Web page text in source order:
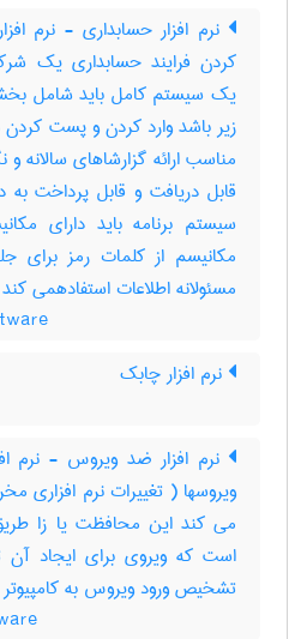
نرم افزار حسابداری - نرم
کردن فرایند حسابداری یک
یک سیستم کامل باید شامل
زیر باشد وارد کردن و پست کردن
مناسب ارائه گزارشاهای سالانه
قابل دریافت و قابل پرداخت
سیستم برنامه باید دارای
مکانیسم از کلمات رمز برای
مسئولانه اطلاعات استفادهمی کند
نرم افزار چابک
نرم افزار ضد ویروس - نرم
ویروسها ( تغییرات نرم
می کند این محافظت یا زا
است که ویروی برای ایجاد
تشخیص ورود ویروس به